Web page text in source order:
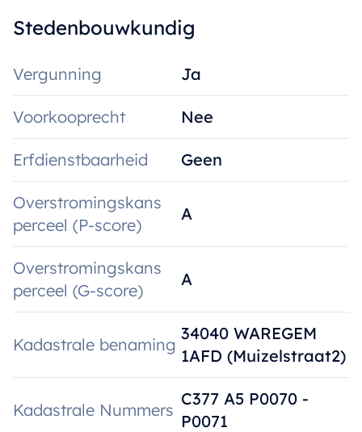
Stedenbouwkundig
Vergunning Ja
Voorkooprecht Nee
Erfdienstbaarheid Geen
Overstromingskans
perceel (P-score)
A
Overstromingskans
perceel (G-score)
A
Kadastrale benaming
34040 WAREGEM
1AFD (Muizelstraat2)
Kadastrale Nummers
C377 A5 P0070 -
P0071